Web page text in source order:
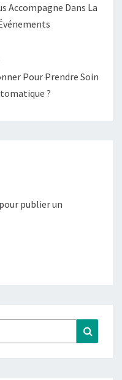
Accompagne Dans La
Pour Prendre Soin
?
pour publier un